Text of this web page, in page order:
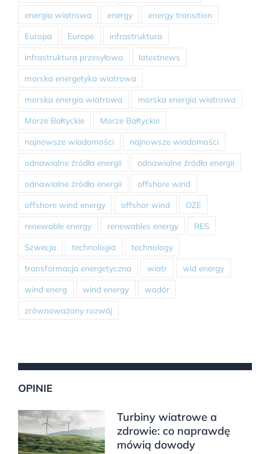
energia wiatrowa energy energy transition
Europa Europe infrastruktura
infrastruktura przesyłowa latestnews
morska energetyka wiatrowa
morska energia wiatrowa morska energia wiatrowa
Morze Bałtyckie Morze Bałtyckie
najnowsze wiadomości najnowsze wiadomości
odnawialne źródła energii odnawialne źródła energii
odnawialne źródła energii offshore wind
offshore wind energy offshor wind OZE
renewable energy renewables energy RES
Szwecja technologia technology
transformacja energetyczna wiatr wid energy
wind energ wind energy wodór
zrównoważony rozwój
OPINIE
Turbiny wiatrowe a
zdrowie: co naprawdę
mówią dowody